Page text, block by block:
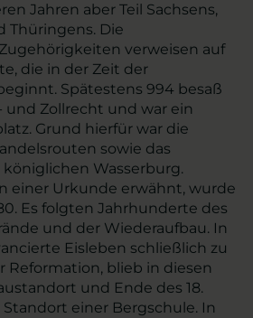
Jahren aber Teil Sachsens,
Thüringens. Die
verweisen auf
die in der Zeit der
Spätestens 994 besaß
und Zollrecht und war ein
Grund hierfür war die
sowie das
Wasserburg.
einer Urkunde erwähnt, wurde
Es folgten Jahrhunderte des
und der Wiederaufbau. In
Eisleben schließlich zu
Reformation, blieb in diesen
und Ende des 18.
einer Bergschule. In